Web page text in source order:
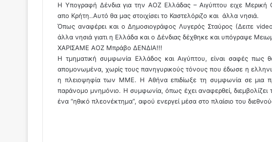
Η Υπογραφή Δένδια για την ΑΟΖ Ελλάδας – Αιγύπτου ειχε Μερική
απο Κρήτη..Αυτό θα μας στοιχίσει το Καστελόριζο και άλλα νησιά.
Όπως αναφέρει και ο Δημοσιογράφος Λυγερός Σταύρος (Δειτε
άλλα νησιά γιατι η Ελλάδα και ο Δένδιας δέχθηκε και υπόγραψε
ΧΑΡΙΣΑΜΕ ΑΟΖ Μπράβο ΔΕΝΔΙΑ!!!
Η τμηματική συμφωνία Ελλάδος και Αιγύπτου, είναι σαφές πως
απομονωμένα, χωρίς τους πανηγυρικούς τόνους που έδωσε η
η πλειοψηφία των ΜΜΕ. Η Αθήνα επιδίωξε τη συμφωνία σε μια
παράνομο μνημόνιο. Η συμφωνία, όπως έχει αναφερθεί,
ένα “ηθικό πλεονέκτημα”, αφού ενεργεί μέσα στο πλαίσιο του